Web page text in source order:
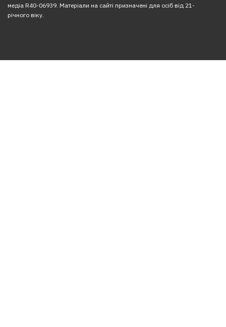
медіа R40-06939. Матеріали на сайті призначені для осіб від 21-
річного віку.